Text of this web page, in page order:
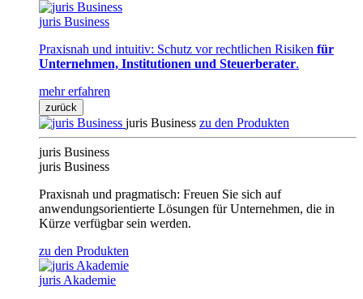
juris Business
Praxisnah und intuitiv: Schutz vor rechtlichen Risiken für
Unternehmen, Institutionen und Steuerberater.
mehr erfahren
zurück
juris Business zu den Produkten
juris Business
juris Business
Praxisnah und pragmatisch: Freuen Sie sich auf
anwendungsorientierte Lösungen für Unternehmen, die in
Kürze verfügbar sein werden.
zu den Produkten
juris Akademie